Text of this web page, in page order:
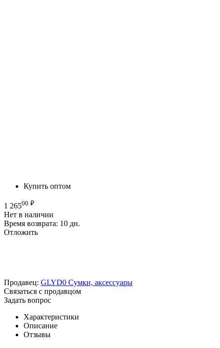
Купить оптом
1 26500 ₽
Нет в наличии
Время возврата: 10 дн.
Отложить
Продавец: GLYD0 Сумки, аксессуары
Связаться с продавцом
Задать вопрос
Характеристики
Описание
Отзывы